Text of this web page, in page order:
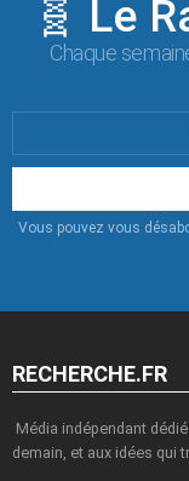
🧬 Le
Chaque
:
Vous pouvez vous
RECHERCHE.FR
Média indépendant
demain, et aux idées qui